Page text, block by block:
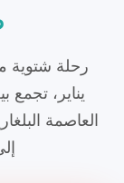
يناير، تجمع
العاصمة